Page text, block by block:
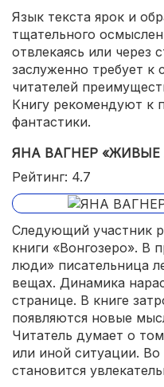
Язык текста ярок и
тщательного
отвлекаясь или через
заслуженно требует к
читателей
Книгу рекомендуют к
фантастики.
ЯНА ВАГНЕР
Рейтинг: 4.7
Следующий участник
книги «Вонгозеро». В
люди» писательница
вещах. Динамика
странице. В книге
появляются новые
Читатель думает о
или иной ситуации. Во
становится